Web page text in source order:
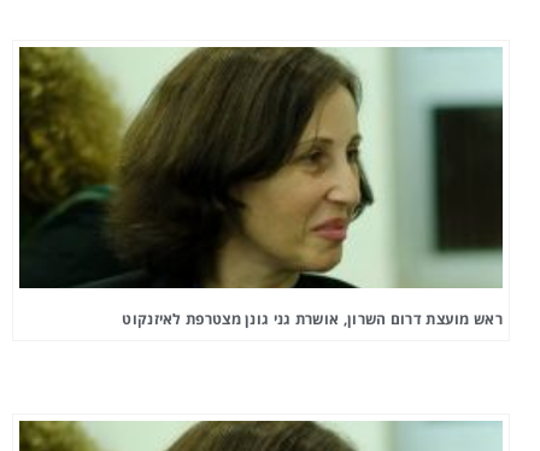
ראש מועצת דרום השרון, אושרת גני גונן מצטרפת לאיזנקוט